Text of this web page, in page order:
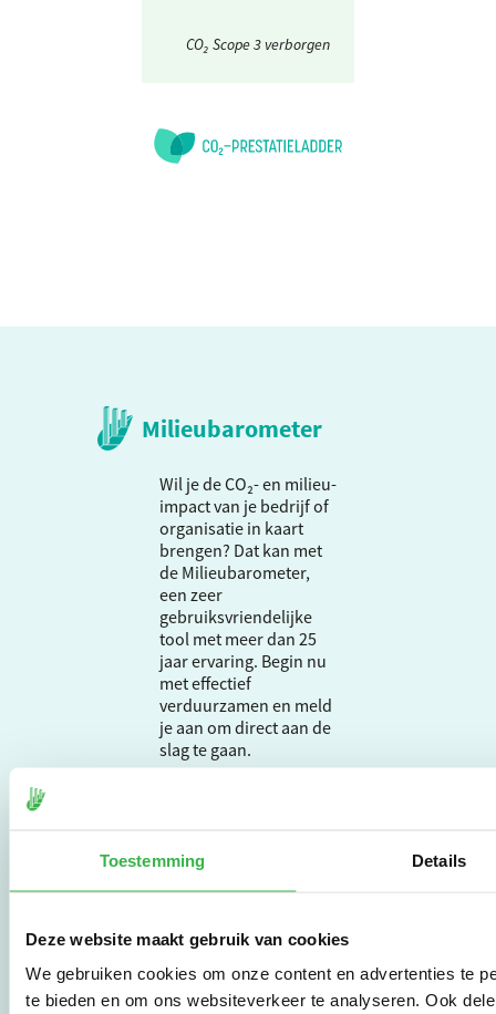
Toestemming Details
Deze website maakt gebruik van cookies
We gebruiken cookies om onze content en advertenties te
te bieden en om ons websiteverkeer te analyseren. Ook
CO₂ Scope 3 verborgen
Milieubarometer
Wil je de CO₂- en milieu-
impact van je bedrijf of
organisatie in kaart
brengen? Dat kan met
de Milieubarometer,
een zeer
gebruiksvriendelijke
tool met meer dan 25
jaar ervaring. Begin nu
met effectief
verduurzamen en meld
je aan om direct aan de
slag te gaan.
Stichting Stimular.
Stichting Stimular
vraag om
praktische
instrumenten en